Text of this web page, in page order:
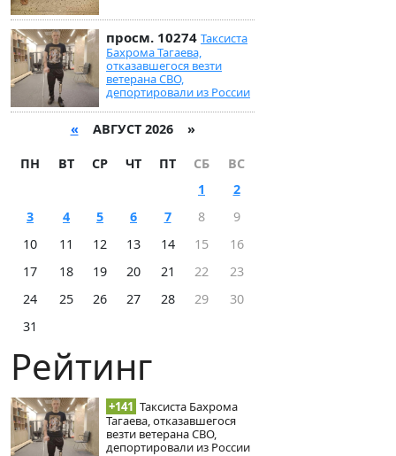
просм. 10274 Таксиста
Бахрома Тагаева,
отказавшегося везти
ветерана СВО,
депортировали из России
« АВГУСТ 2026 »
ПН ВТ СР ЧТ ПТ СБ
ВС
1
2
3
4 5 6 7 8
9
10
11 12 13 14 15
16
17
18 19 20 21 22
23
24
25 26 27 28 29
30
31
Рейтинг
+141 Таксиста Бахрома
Тагаева, отказавшегося
везти ветерана СВО,
депортировали из России